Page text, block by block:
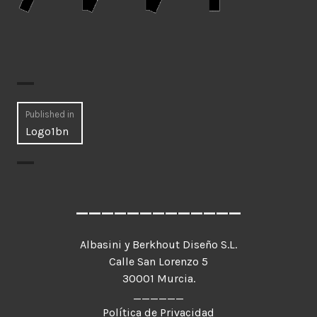
Navegación
de
Published in
Logo1bn
_____________
Albasini y Berkhout Diseño S.L.
Calle San Lorenzo 5
30001 Murcia.
______
Política de Privacidad